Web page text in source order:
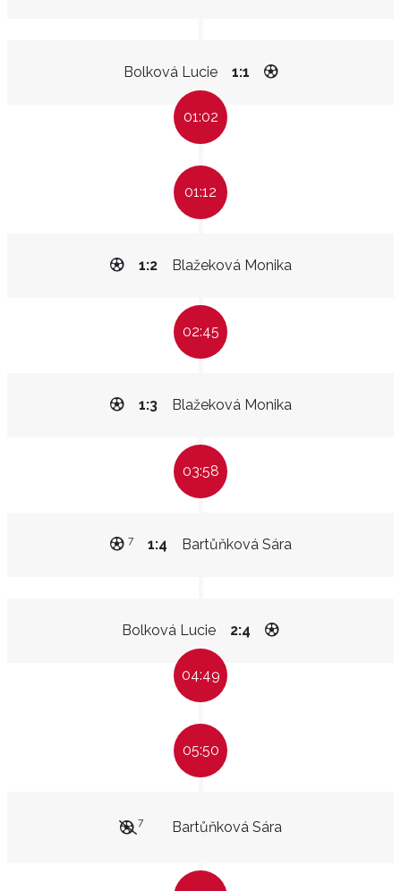
Bolková Lucie 1:1
01:02
01:12
Blažeková Monika
1:2
02:45
Blažeková Monika
1:3
03:58
Bartůňková Sára
1:4
7
Bolková Lucie 2:4
04:49
05:50
Bartůňková Sára
7